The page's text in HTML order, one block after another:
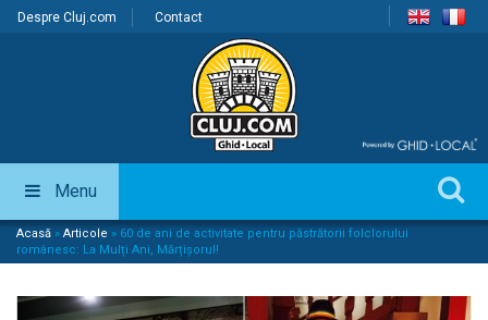
Despre Cluj.com Contact
Menu
Acasă » Articole » 60 de ani de activitate pentru păstrătorii folclorului
românesc: La Mulți Ani, Mărțișorul!